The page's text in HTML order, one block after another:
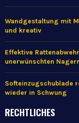
Wandgestaltung mit
und kreativ
Effektive
unerwünschten
Softeinzugschublade
wieder in Schwung
RECHTLICHES